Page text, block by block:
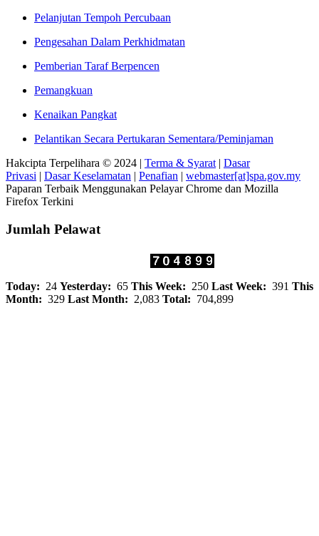
Pelanjutan Tempoh Percubaan
Pengesahan Dalam Perkhidmatan
Pemberian Taraf Berpencen
Pemangkuan
Kenaikan Pangkat
Pelantikan Secara Pertukaran Sementara/Peminjaman
Hakcipta Terpelihara © 2024 | Terma & Syarat | Dasar
Privasi | Dasar Keselamatan | Penafian | webmaster[at]spa.gov.my
Paparan Terbaik Menggunakan Pelayar Chrome dan Mozilla
Firefox Terkini
Jumlah Pelawat
Today: 24 Yesterday: 65 This Week: 250 Last Week: 391 This
Month: 329 Last Month: 2,083 Total: 704,899